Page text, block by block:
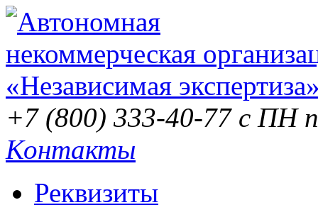
+7 (800) 333-40-77 с ПН
Контакты
Реквизиты